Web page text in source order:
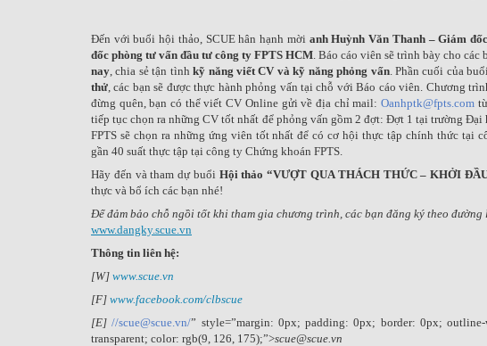
Đến với buổi hội thảo, SCUE hân hạnh mời anh Huỳnh Văn Thanh – Giám
đốc phòng tư vấn đầu tư công ty FPTS HCM. Báo cáo viên sẽ trình bày cho
nay, chia sẻ tận tìnhkỹ năng viết CV và kỹ năng phỏng vấn. Phần cuối của
thử, các bạn sẽ được thực hành phỏng vấn tại chỗ với Báo cáo viên. Chương
đừng quên, bạn có thể viết CV Online gửi về địa chỉ mail: Oanhptk@fpts.com
tiếp tục chọn ra những CV tốt nhất để phỏng vấn gồm 2 đợt: Đợt 1 tại trường
FPTS sẽ chọn ra những ứng viên tốt nhất để có cơ hội thực tập chính thức tại
gần 40 suất thực tập tại công ty Chứng khoán FPTS.
Hãy đến và tham dự buổi Hội thảo“VƯỢT QUA THÁCH THỨC – KHỞI
thực và bổ ích các bạn nhé!
Để đảm bảo chỗ ngồi tốt khi tham gia chương trình, các bạn đăng ký theo
www.dangky.scue.vn
Thông tin liên hệ:
[W] www.scue.vn
[F] www.facebook.com/clbscue
[E]//scue@scue.vn/” style=”margin: 0px; padding: 0px; border: 0px;
transparent; color: rgb(9, 126, 175);”>scue@scue.vn